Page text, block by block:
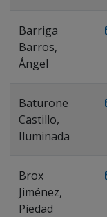
Barriga
Barros,
Ángel
Baturone
Castillo,
Iluminada
Brox
Jiménez,
Piedad